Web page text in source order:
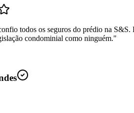
todos os seguros do prédio na S&S.
condominial como ninguém."